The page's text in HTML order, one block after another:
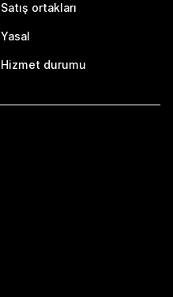
Satış ortakları
Yasal
Hizmet durumu